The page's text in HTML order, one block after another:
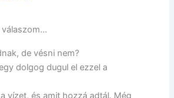
válaszom…
de vésni nem?
dolgog dugul el ezzel a
vízet, és amit hozzá adtál. Még